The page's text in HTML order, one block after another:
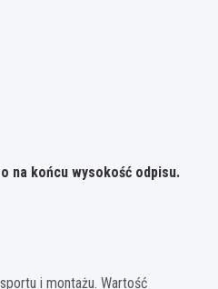
na końcu wysokość odpisu.
i montażu. Wartość